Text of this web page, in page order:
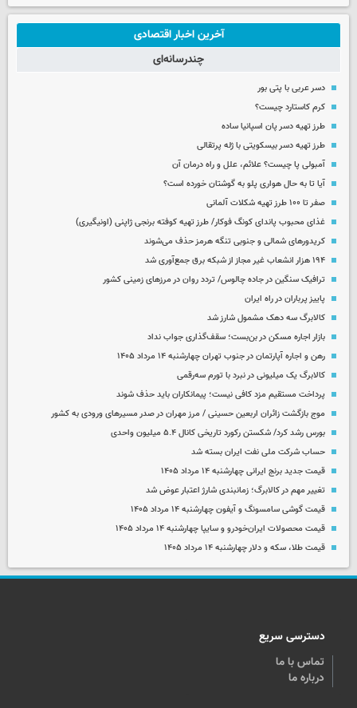
آخرین اخبار اقتصادی
چندرسانه‌ای
دسر عربی با پتی بور
کرم کاستارد چیست؟
طرز تهیه دسر پان اسپانیا ساده
طرز تهیه دسر بیسکویتی با ژله پرتقالی
آمبولی پا چیست؟ علائم، علل و راه درمان آن
آیا تا به حال هواری پلو به گوشتان خورده است؟
صفر تا ۱۰۰ طرز تهیه شکلات آلمانی
غذای محبوب پاندای کونگ فوکار/ طرز تهیه کوفته برنجی ژاپنی (اونیگیری)
کریدورهای شمالی و جنوبی تنگه هرمز حذف می‌شوند
۱۹۴ هزار انشعاب غیر مجاز از شبکه برق جمع‌آوری شد
ترافیک سنگین در جاده چالوس/ تردد روان در مرزهای زمینی کشور
پاییز پرباران در راه ایران
کالابرگ سه دهک مشمول شارز شد
بازار اجاره مسکن در بن‌بست؛ سقف‌گذاری جواب نداد
رهن و اجاره آپارتمان در جنوب تهران چهارشنبه ۱۴ مرداد ۱۴۰۵
کالابرگ یک میلیونی در نبرد با تورم سه‌رقمی
پرداخت مستقیم مزد کافی نیست؛ پیمانکاران باید حذف شوند
موج بازگشت زائران اربعین حسینی / مرز مهران در صدر مسیرهای ورودی به کشور
بورس رشد کرد/ شکستن رکورد تاریخی کانال ۵.۴ میلیون واحدی
حساب‌ شرکت ملی نفت ایران بسته شد
قیمت جدید برنج ایرانی چهارشنبه ۱۴ مرداد ۱۴۰۵
تغییر مهم در کالابرگ؛ زمانبندی‌ شارژ اعتبار عوض شد
قیمت گوشی سامسونگ و آیفون چهارشنبه ۱۴ مرداد ۱۴۰۵
قیمت محصولات ایران‌خودرو و سایپا چهارشنبه ۱۴ مرداد ۱۴۰۵
قیمت طلا، سکه و دلار چهارشنبه ۱۴ مرداد ۱۴۰۵
دسترسی سریع
تماس با ما
درباره ما